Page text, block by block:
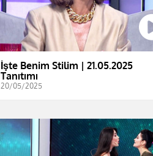
İşte Benim Stilim | 21.05.2025
Tanıtımı
20/05/2025